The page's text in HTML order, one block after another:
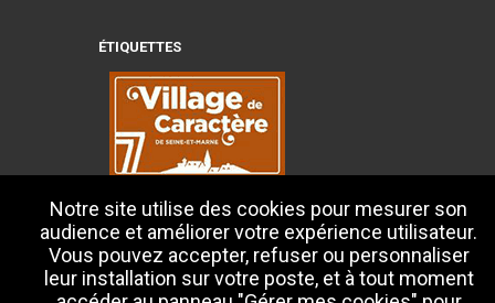
ÉTIQUETTES
Notre site utilise des cookies pour mesurer son
audience et améliorer votre expérience utilisateur.
Vous pouvez accepter, refuser ou personnaliser
leur installation sur votre poste, et à tout moment